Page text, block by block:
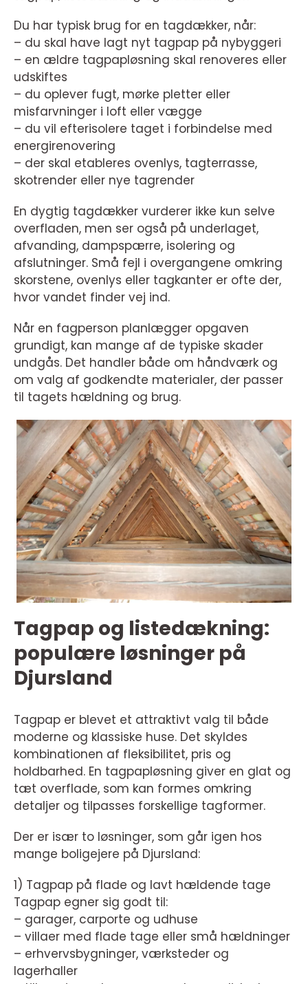
Du har typisk brug for en tagdækker, når:
– du skal have lagt nyt tagpap på nybyggeri
– en ældre tagpapløsning skal renoveres eller
udskiftes
– du oplever fugt, mørke pletter eller
misfarvninger i loft eller vægge
– du vil efterisolere taget i forbindelse med
energirenovering
– der skal etableres ovenlys, tagterrasse,
skotrender eller nye tagrender
En dygtig tagdækker vurderer ikke kun selve
overfladen, men ser også på underlaget,
afvanding, dampspærre, isolering og
afslutninger. Små fejl i overgangene omkring
skorstene, ovenlys eller tagkanter er ofte der,
hvor vandet finder vej ind.
Når en fagperson planlægger opgaven
grundigt, kan mange af de typiske skader
undgås. Det handler både om håndværk og
om valg af godkendte materialer, der passer
til tagets hældning og brug.
Tagpap og listedækning:
populære løsninger på
Djursland
Tagpap er blevet et attraktivt valg til både
moderne og klassiske huse. Det skyldes
kombinationen af fleksibilitet, pris og
holdbarhed. En tagpapløsning giver en glat og
tæt overflade, som kan formes omkring
detaljer og tilpasses forskellige tagformer.
Der er især to løsninger, som går igen hos
mange boligejere på Djursland:
1) Tagpap på flade og lavt hældende tage
Tagpap egner sig godt til:
– garager, carporte og udhuse
– villaer med flade tage eller små hældninger
– erhvervsbygninger, værksteder og
lagerhaller